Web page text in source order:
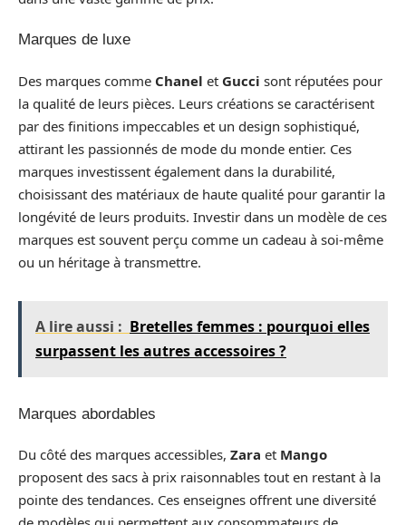
Marques de luxe
Des marques comme Chanel et Gucci sont réputées pour
la qualité de leurs pièces. Leurs créations se caractérisent
par des finitions impeccables et un design sophistiqué,
attirant les passionnés de mode du monde entier. Ces
marques investissent également dans la durabilité,
choisissant des matériaux de haute qualité pour garantir la
longévité de leurs produits. Investir dans un modèle de ces
marques est souvent perçu comme un cadeau à soi-même
ou un héritage à transmettre.
A lire aussi : Bretelles femmes : pourquoi elles
surpassent les autres accessoires ?
Marques abordables
Du côté des marques accessibles, Zara et Mango
proposent des sacs à prix raisonnables tout en restant à la
pointe des tendances. Ces enseignes offrent une diversité